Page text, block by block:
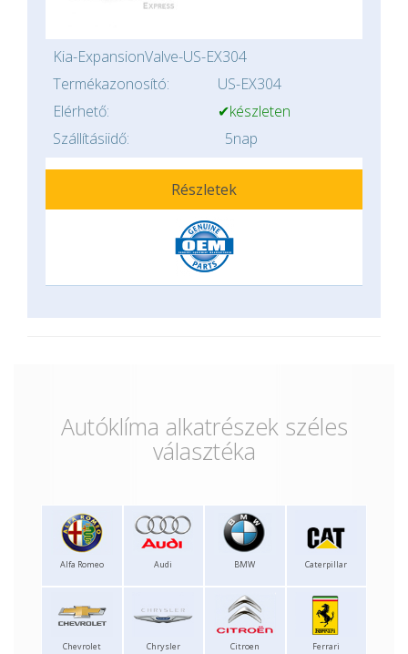
Kia-ExpansionValve-US-EX304
Termékazonosító:
US-EX304
Elérhető:
✔készleten
Szállításiidő:
5nap
Részletek
Autóklíma alkatrészek széles
választéka
Alfa Romeo Audi BMW Caterpillar
Chevrolet Chrysler Citroen Ferrari